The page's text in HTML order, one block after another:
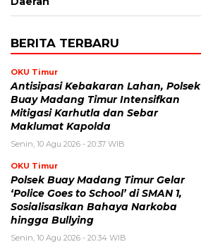
BERITA TERBARU
OKU Timur
Antisipasi Kebakaran Lahan, Polsek
Buay Madang Timur Intensifkan
Mitigasi Karhutla dan Sebar
Maklumat Kapolda
Senin, 10 Agu 2026 - 20:37 WIB
OKU Timur
Polsek Buay Madang Timur Gelar
‘Police Goes to School’ di SMAN 1,
Sosialisasikan Bahaya Narkoba
hingga Bullying
Senin, 10 Agu 2026 - 20:34 WIB